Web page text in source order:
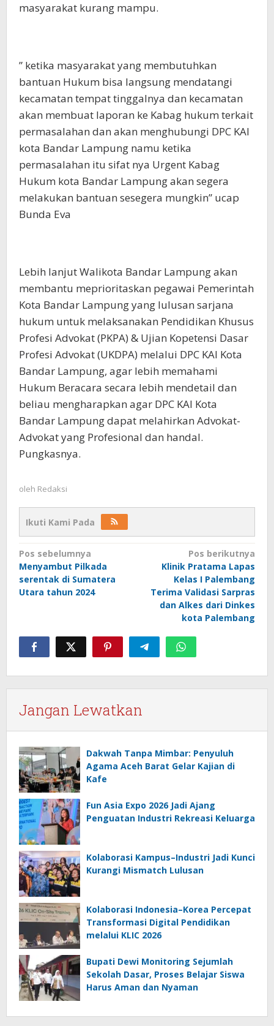
masyarakat kurang mampu.
” ketika masyarakat yang membutuhkan
bantuan Hukum bisa langsung mendatangi
kecamatan tempat tinggalnya dan kecamatan
akan membuat laporan ke Kabag hukum terkait
permasalahan dan akan menghubungi DPC KAI
kota Bandar Lampung namu ketika
permasalahan itu sifat nya Urgent Kabag
Hukum kota Bandar Lampung akan segera
melakukan bantuan sesegera mungkin” ucap
Bunda Eva
Lebih lanjut Walikota Bandar Lampung akan
membantu meprioritaskan pegawai Pemerintah
Kota Bandar Lampung yang lulusan sarjana
hukum untuk melaksanakan Pendidikan Khusus
Profesi Advokat (PKPA) & Ujian Kopetensi Dasar
Profesi Advokat (UKDPA) melalui DPC KAI Kota
Bandar Lampung, agar lebih memahami
Hukum Beracara secara lebih mendetail dan
beliau mengharapkan agar DPC KAI Kota
Bandar Lampung dapat melahirkan Advokat-
Advokat yang Profesional dan handal.
Pungkasnya.
oleh Redaksi
Ikuti Kami Pada
Navigasi
pos
Pos sebelumnya
Menyambut Pilkada
serentak di Sumatera
Utara tahun 2024
Pos berikutnya
Klinik Pratama Lapas
Kelas I Palembang
Terima Validasi Sarpras
dan Alkes dari Dinkes
kota Palembang
Jangan Lewatkan
Dakwah Tanpa Mimbar: Penyuluh
Agama Aceh Barat Gelar Kajian di
Kafe
Fun Asia Expo 2026 Jadi Ajang
Penguatan Industri Rekreasi Keluarga
Kolaborasi Kampus–Industri Jadi Kunci
Kurangi Mismatch Lulusan
Kolaborasi Indonesia–Korea Percepat
Transformasi Digital Pendidikan
melalui KLIC 2026
Bupati Dewi Monitoring Sejumlah
Sekolah Dasar, Proses Belajar Siswa
Harus Aman dan Nyaman